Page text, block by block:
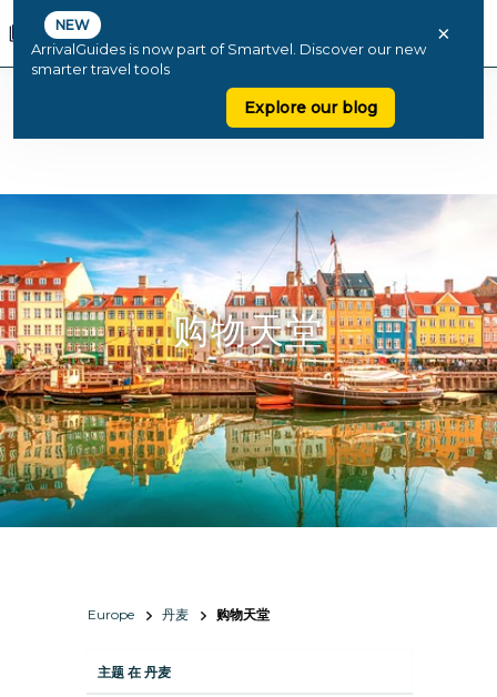
NEW
ArrivalGuides is now part of Smartvel. Discover our new
smarter travel tools
Explore our blog
×
购物天堂
Europe 丹麦 购物天堂
主题 在 丹麦